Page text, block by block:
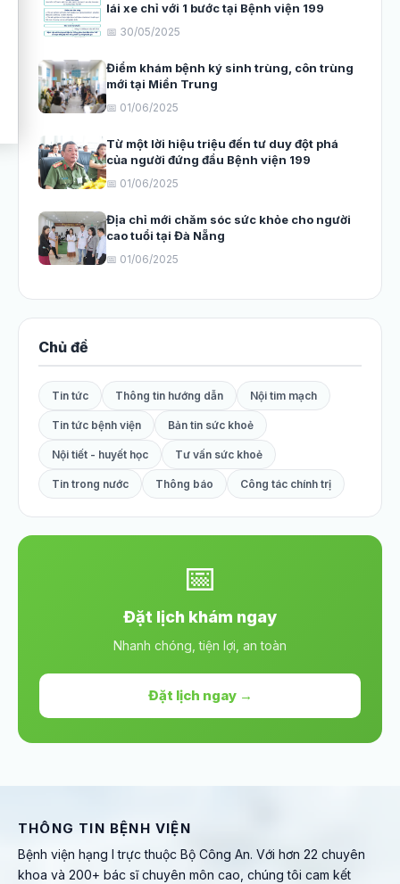
lái xe chỉ với 1 bước tại Bệnh viện 199
📅 30/05/2025
Điểm khám bệnh ký sinh trùng, côn trùng
mới tại Miền Trung
📅 01/06/2025
Từ một lời hiệu triệu đến tư duy đột phá
của người đứng đầu Bệnh viện 199
📅 01/06/2025
Địa chỉ mới chăm sóc sức khỏe cho người
cao tuổi tại Đà Nẵng
📅 01/06/2025
Chủ đề
Tin tức Thông tin hướng dẫn Nội tim mạch
Tin tức bệnh viện Bản tin sức khoẻ
Nội tiết - huyết học Tư vấn sức khoẻ
Tin trong nước Thông báo Công tác chính trị
📅
Đặt lịch khám ngay
Nhanh chóng, tiện lợi, an toàn
Đặt lịch ngay →
THÔNG TIN BỆNH VIỆN
Bệnh viện hạng I trực thuộc Bộ Công An. Với hơn 22 chuyên
khoa và 200+ bác sĩ chuyên môn cao, chúng tôi cam kết